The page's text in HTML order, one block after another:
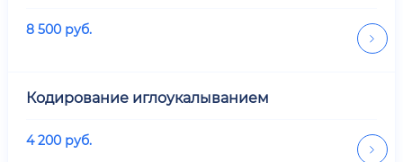
8 500 руб.
Кодирование иглоукалыванием
4 200 руб.